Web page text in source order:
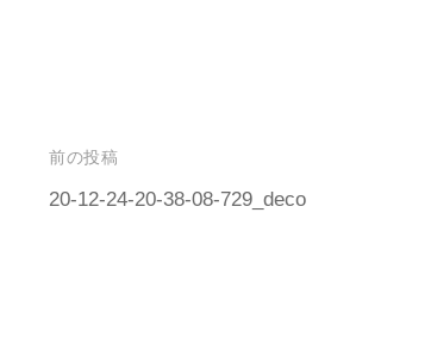
前の投稿
20-12-24-20-38-08-729_deco